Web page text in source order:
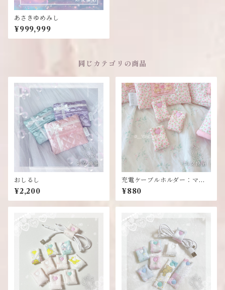
あさきゆめみし
¥999,999
同じカテゴリの商品
おしるし
¥2,200
充電ケーブルホルダー：ママ
のハンドメイドシリーズ
¥880